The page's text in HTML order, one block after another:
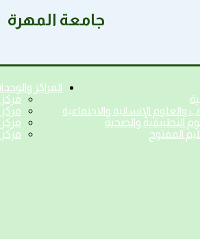
جامعة المهرة
والعلوم الإنسانية والاجتماعية
التطبيقية والصحية
المفتوح
المراكز